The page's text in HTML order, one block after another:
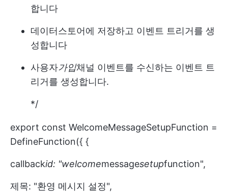
합니다
데이터스토어에 저장하고 이벤트 트리거를 생
성합니다
사용자가입채널 이벤트를 수신하는 이벤트 트
리거를 생성합니다.
*/
export const WelcomeMessageSetupFunction =
DefineFunction({ {
callbackid: "welcomemessagesetupfunction",
제목: "환영 메시지 설정",